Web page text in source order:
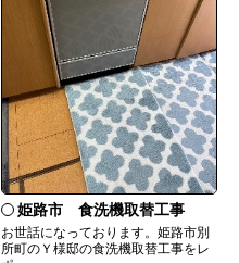
姫路市 食洗機取替工事
お世話になっております。姫路市別
所町のＹ様邸の食洗機取替工事をレ